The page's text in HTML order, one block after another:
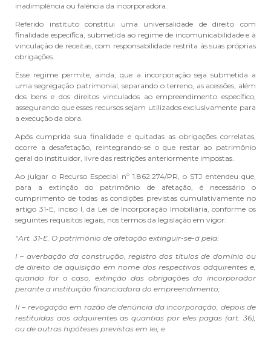
inadimplência ou falência da incorporadora.
Referido instituto constitui uma universalidade de direito com
finalidade específica, submetida ao regime de incomunicabilidade e à
vinculação de receitas, com responsabilidade restrita às suas próprias
obrigações.
Esse regime permite, ainda, que a incorporação seja submetida a
uma segregação patrimonial, separando o terreno, as acessões, além
dos bens e dos direitos vinculados ao empreendimento específico,
assegurando que esses recursos sejam utilizados exclusivamente para
a execução da obra.
Após cumprida sua finalidade e quitadas as obrigações correlatas,
ocorre a desafetação, reintegrando-se o que restar ao patrimônio
geral do instituidor, livre das restrições anteriormente impostas.
Ao julgar o Recurso Especial nº 1.862.274/PR, o STJ entendeu que,
para a extinção do patrimônio de afetação, é necessário o
cumprimento de todas as condições previstas cumulativamente no
artigo 31-E, inciso I, da Lei de Incorporação Imobiliária, conforme os
seguintes requisitos legais, nos termos da legislação em vigor:
“Art. 31-E. O patrimônio de afetação extinguir-se-á pela:
I – averbação da construção, registro dos títulos de domínio ou
de direito de aquisição em nome dos respectivos adquirentes e,
quando for o caso, extinção das obrigações do incorporador
perante a instituição financiadora do empreendimento;
II – revogação em razão de denúncia da incorporação, depois de
restituídas aos adquirentes as quantias por eles pagas (art. 36),
ou de outras hipóteses previstas em lei; e